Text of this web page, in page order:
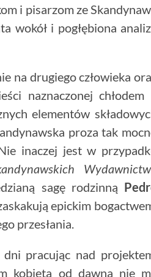
i pisarzom ze
wokół i pogłębiona
na drugiego człowieka
naznaczonej chłodem
elementów
proza tak
inaczej jest w
sagę rodzinną
epickim
przesłania.
dni pracując nad
kobieta od dawna nie